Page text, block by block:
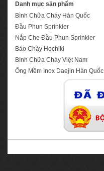
Danh mục sản phẩm
Bình Chữa Cháy Hàn Quốc
Đầu Phun Sprinkler
Nắp Che Đầu Phun Sprinkler
Báo Cháy Hochiki
Bình Chữa Cháy Việt Nam
Ống Mềm Inox Daejin Hàn Quốc